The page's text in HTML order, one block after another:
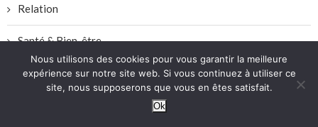
Relation
Santé & Bien-être
SUIVEZ-NOUS SUR :
Nous utilisons des cookies pour vous garantir la meilleure
expérience sur notre site web. Si vous continuez à utiliser ce
site, nous supposerons que vous en êtes satisfait.
Ok